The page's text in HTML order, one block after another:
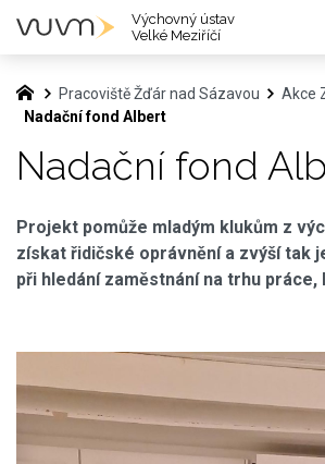
Pracoviště Žďár nad Sázavou Akce
Nadační fond Albert
Nadační fond
Projekt pomůže mladým klukům z
získat řidičské oprávnění a zvýší tak
při hledání zaměstnání na trhu práce,
Výchovný ústav
Velké Meziříčí